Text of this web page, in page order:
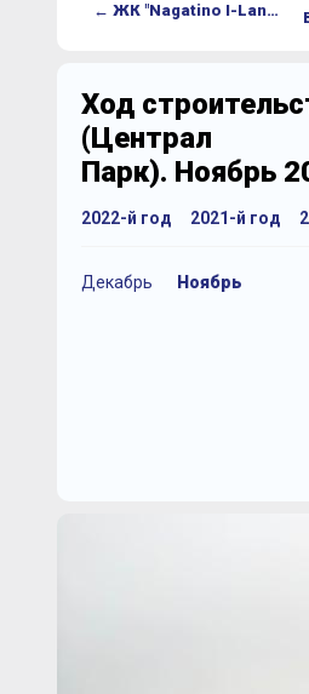
← ЖК "Nagatino I-Land" (Централ Парк)
Ход
(Централ
Парк). Ноябрь
2022-й год 2021-й год
Декабрь Ноябрь